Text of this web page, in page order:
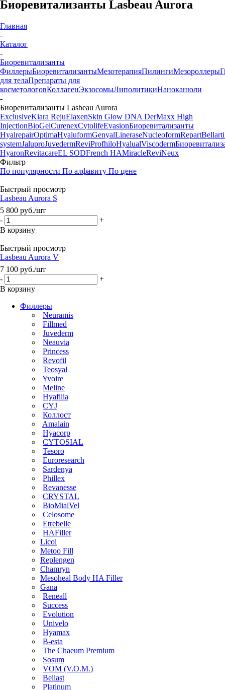
Биоревитализанты Lasbeau Aurora
Главная
-
Каталог
-
Биоревитализанты
ФиллерыБиоревитализантыМезотерапияПилингиМезороллеры
для телаПрепараты для
косметологовКоллагенЭкзосомыЛиполитикиНаноканюли
-
Биоревитализанты Lasbeau Aurora
ExclusiveKiara RejuElaxenSkin Glow DNA DerMaxx High
InjectionBioGelCurenexCytolifeEvasionБиоревитализанты
HyalrepairOptimaHyaluformGenyalLineraseNucleoformRepartBellarti
systemJaluproJuvedermReviProfhiloHyalualViscoderm
HyaronRevitacareEL SODFrench HAMiracleReviNeux
Фильтр
По популярности По алфавиту По цене
Быстрый просмотр
Lasbeau Aurora S
5 800 руб./шт
-
+
В корзину
Быстрый просмотр
Lasbeau Aurora V
7 100 руб./шт
-
+
В корзину
Филлеры
Neuramis
Fillmed
Juvederm
Neauvia
Princess
Revofil
Teosyal
Yvoire
Meline
Hyafilia
CYJ
Коллост
Amalain
Hyacorp
CYTOSIAL
Tesoro
Euroresearch
Sardenya
Phillex
Revanesse
CRYSTAL
BioMialVel
Celosome
Etrebelle
HAFiller
Licol
Metoo Fill
Replengen
Chamryn
Mesoheal Body HA Filler
Gana
Reneall
Success
Evolution
Univelo
Hyamax
B-esta
The Chaeum Premium
Sosum
VOM (V.O.M.)
Bellast
Platinum